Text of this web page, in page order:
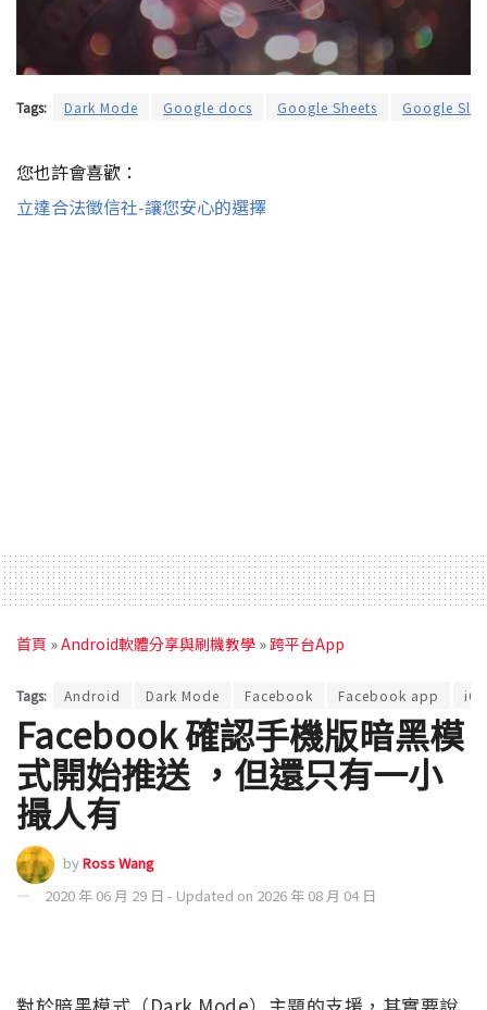
Tags: Dark Mode Google docs Google Sheets Google
您也許會喜歡：
立達合法徵信社-讓您安心的選擇
首頁 »Android軟體分享與刷機教學 » 跨平台App
Tags: Android Dark Mode Facebook Facebook app iOS
Facebook 確認手機版暗黑模
式開始推送 ，但還只有一小
撮人有
byRoss Wang
2020 年 06 月 29 日 - Updated on 2026 年 08 月 04 日